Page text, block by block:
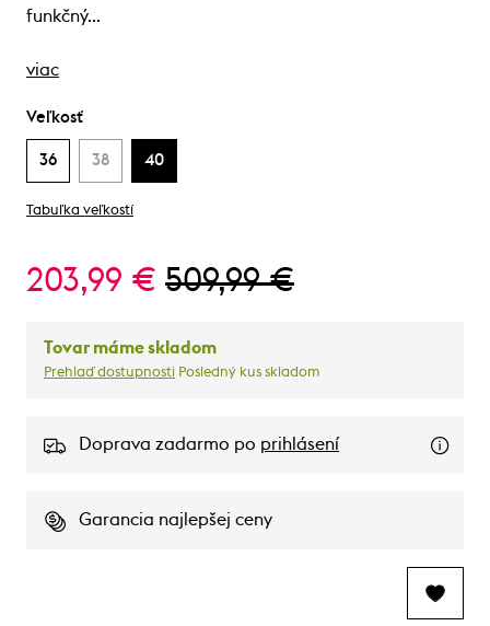
funkčný…
viac
Veľkosť
36 38 40
Tabuľka veľkostí
203,99 € 509,99 €
Tovar máme skladom
Prehlaď dostupnosti Posledný kus skladom
Doprava zadarmo po prihlásení
Garancia najlepšej ceny